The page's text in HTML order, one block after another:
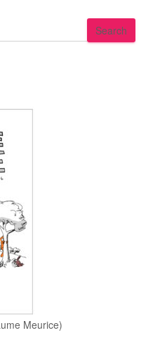
Search
Meurice)